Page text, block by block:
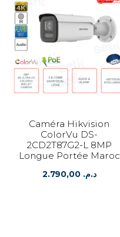
Caméra Hikvision
ColorVu DS-
2CD2T87G2-L 8MP
Longue Portée Maroc
د.م. 2.790,00